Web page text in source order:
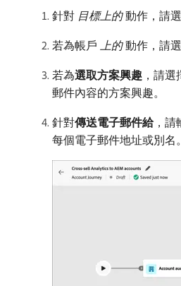
針對​ 目標上的動作，請
若為帳戶​ 上的動作，請
若為​選取方案興趣 ，請
郵件內容的方案興趣。
針對​傳送電子郵件給，請
每個電子郵件地址或別名。